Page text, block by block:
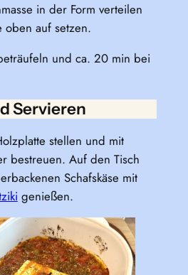
in der Form verteilen
oben auf setzen.
und ca. 20 min bei
Servieren
stellen und mit
bestreuen. Auf den Tisch
Schafskäse mit
genießen.